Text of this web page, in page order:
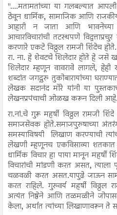
"....मतामतांच्या या गलबल्यात आपली
ठेवून धार्मिक, सामाजिक आणि
आहारी न जाता आणि
आचारविचारांची तटस्थपणे
करणारे एकटे विठ्ठल रामजी शिंदेच
रा. ना. हे शेवटचे शिलेदार होते हे जसे
शिलेदार म्हणून वावरावे लागले,
शब्दांत जगद्गुरु तुकोबारायांच्या
लेखक सदानंद मोरे यांनी या
लेखनप्रपंचाची ओळख करून दिली आहे.
रा.नां.चे गुरू महर्षी विठ्ठल रामजी
समाजसेवक होते.समाजपुरुषाच्या
समस्याविषयी लिखाण करण्याची
लेखणी म्हणूनच एकविसाव्या
धार्मिक विचार हा पाया मानून
विचारांची मांडणी करत असत,
चळवळी करत असत.यापुढे जाऊन
करत राहिले. गुरुवर्य महर्षी विठ्ठल
अत्यंत निष्ठेने आणि तळमळीने
केला, अर्थात त्यांच्या लिखाणावरून ते